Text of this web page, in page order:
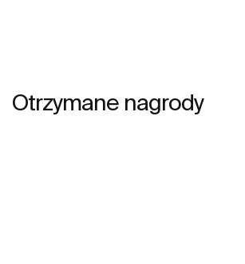
Otrzymane nagrody